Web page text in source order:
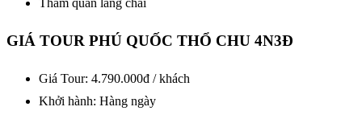
Tham quan làng chài
GIÁ TOUR PHÚ QUỐC THỔ CHU 4N3Đ
Giá Tour: 4.790.000đ / khách
Khởi hành: Hàng ngày